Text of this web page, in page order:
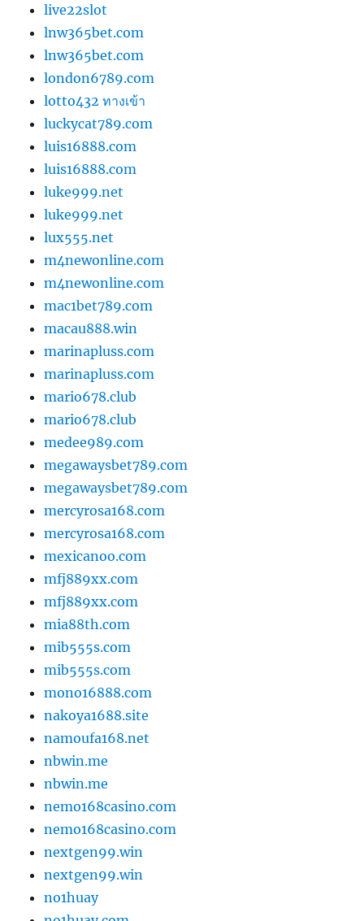
live22slot
lnw365bet.com
lnw365bet.com
london6789.com
lotto432 ทางเข้า
luckycat789.com
luis16888.com
luis16888.com
luke999.net
luke999.net
lux555.net
m4newonline.com
m4newonline.com
mac1bet789.com
macau888.win
marinapluss.com
marinapluss.com
mario678.club
mario678.club
medee989.com
megawaysbet789.com
megawaysbet789.com
mercyrosa168.com
mercyrosa168.com
mexicanoo.com
mfj889xx.com
mfj889xx.com
mia88th.com
mib555s.com
mib555s.com
mono16888.com
nakoya1688.site
namoufa168.net
nbwin.me
nbwin.me
nemo168casino.com
nemo168casino.com
nextgen99.win
nextgen99.win
no1huay